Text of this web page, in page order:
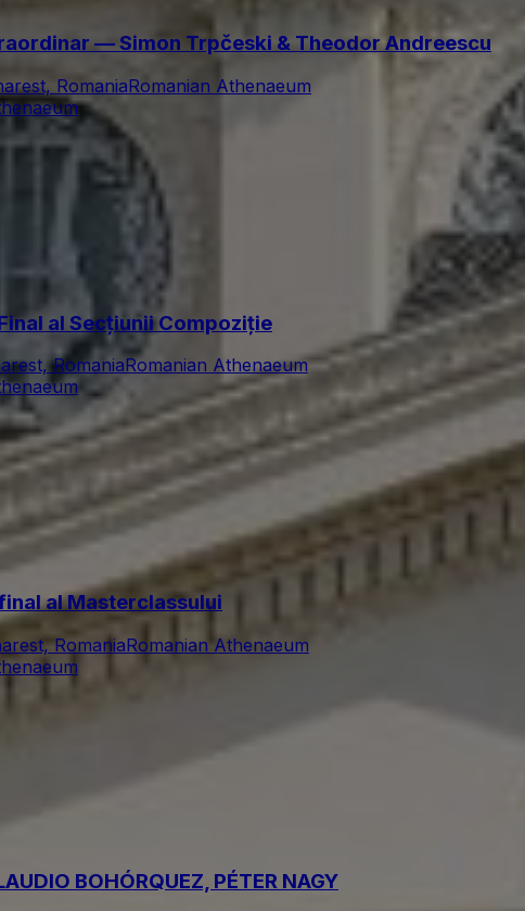
— Simon Trpčeski & Theodor Andreescu
RomaniaRomanian Athenaeum
al Secțiunii Compoziție
RomaniaRomanian Athenaeum
al Masterclassului
RomaniaRomanian Athenaeum
BOHÓRQUEZ, PÉTER NAGY